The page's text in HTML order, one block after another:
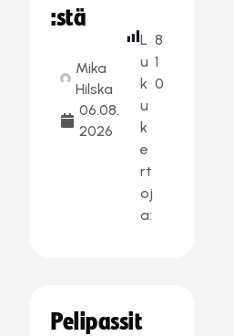
:stä
Mika
Hilska
06.08.
2026
L
u
k
u
k
e
rt
oj
a:
8
1
0
Pelipassit